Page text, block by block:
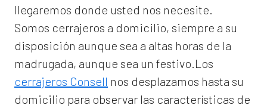
llegaremos donde usted nos necesite.
Somos cerrajeros a domicilio, siempre a su
disposición aunque sea a altas horas de la
madrugada, aunque sea un festivo.Los
cerrajeros Consell nos desplazamos hasta su
domicilio para observar las características de